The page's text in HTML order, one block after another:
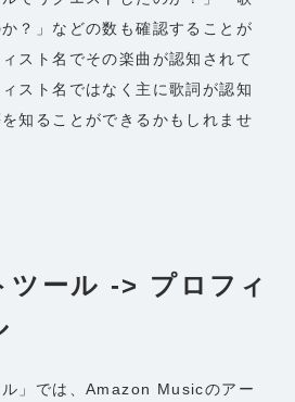
？」などの数も確認することが
スト名でその楽曲が認知されて
スト名ではなく主に歌詞が認知
知ることができるかもしれませ
ツール -> プロフィ
ル」では、Amazon Musicのアー